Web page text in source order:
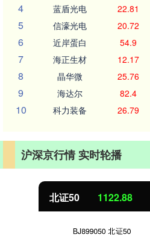
4 蓝盾光电 22.81
5 信濠光电 20.72
6 近岸蛋白 54.9
7 海正生材 12.17
8 晶华微 25.76
9 海达尔 82.4
10 科力装备 26.79
沪深京行情 实时轮播
北证50 1122.88